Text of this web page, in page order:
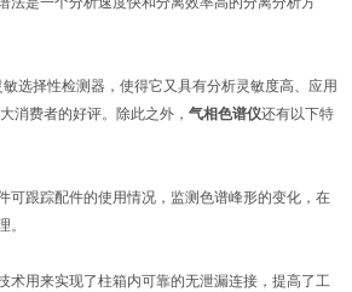
选择性检测器，使得它又具有分析灵敏度高、应用
消费者的好评。除此之外， 气相色谱仪还有以下特
可跟踪配件的使用情况，监测色谱峰形的变化，在
。
术用来实现了柱箱内可靠的无泄漏连接，提高了工